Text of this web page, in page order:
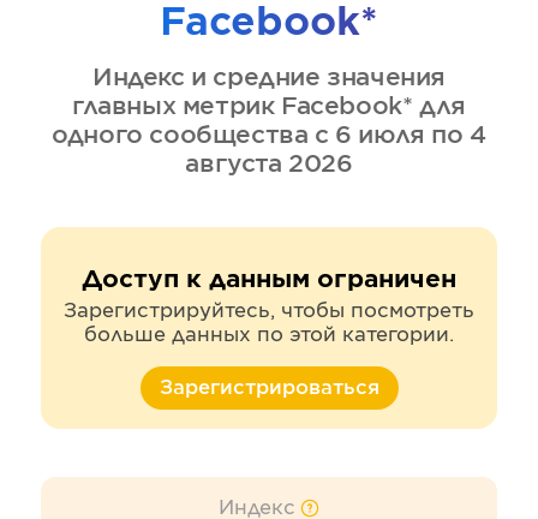
Facebook*
Индекс и средние значения
главных метрик Facebook* для
одного сообщества с 6 июля по 4
августа 2026
Доступ к данным ограничен
Зарегистрируйтесь, чтобы посмотреть
больше данных по этой категории.
Зарегистрироваться
Индекс